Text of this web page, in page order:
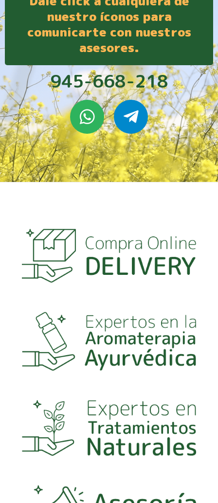
nuestro íconos para
comunicarte con nuestros
asesores.
945-668-218